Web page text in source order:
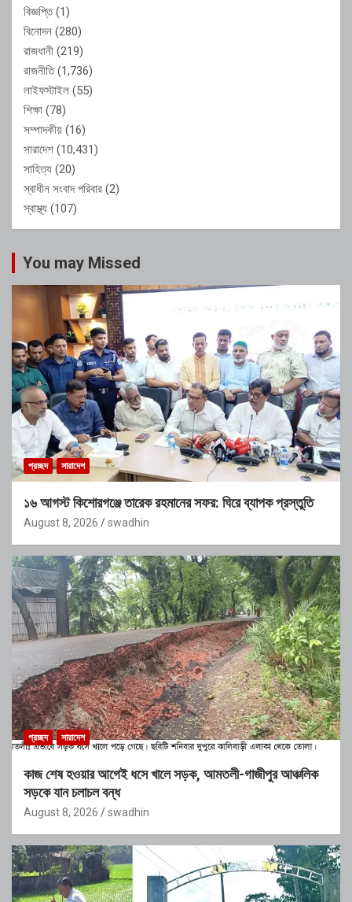
বিজ্ঞপ্তি(1)
বিনোদন (280)
রাজধানী (219)
রাজনীতি(1,736)
লাইফস্টাইল (55)
শিক্ষা (78)
সম্পাদকীয় (16)
সারাদেশ (10,431)
সাহিত্য (20)
স্বাধীন সংবাদ পরিবার (2)
স্বাস্থ্য (107)
You may Missed
প্রচ্ছদ সারাদেশ
১৬ আগস্ট কিশোরগঞ্জে তারেক রহমানের সফর: ঘিরে ব্যাপক প্রস্তুতি
August 8, 2026 swadhin
প্রচ্ছদ সারাদেশ
কাজ শেষ হওয়ার আগেই ধসে খালে সড়ক, আমতলী-গাজীপুর আঞ্চলিক
সড়কে যান চলাচল বন্ধ
August 8, 2026 swadhin